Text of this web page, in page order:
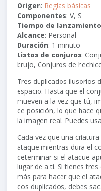
Origen: Reglas básicas
Componentes: V, S
Tiempo de lanzamiento
Alcance: Personal
Duración: 1 minuto
Listas de conjuros:
brujo, Conjuros de
Tres duplicados ilusorios
espacio. Hasta que el
mueven a la vez que tú,
de posición, lo que hace
la imagen real. Puedes
Cada vez que una
ataque mientras dura el
determinar si el ataque
lugar de a ti. Si tienes
más para hacer que el
dos duplicados, debes